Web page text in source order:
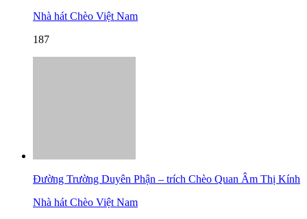
Nhà hát Chèo Việt Nam
187
Đường Trường Duyên Phận – trích Chèo Quan Âm Thị Kính
Nhà hát Chèo Việt Nam